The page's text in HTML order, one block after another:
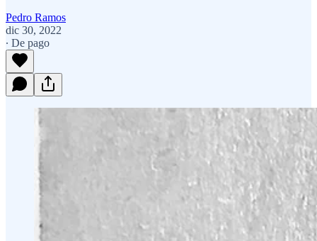
Pedro Ramos
dic 30, 2022
∙ De pago